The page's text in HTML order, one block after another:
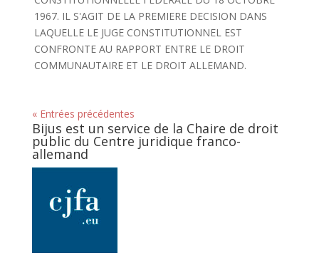
1967. IL S'AGIT DE LA PREMIERE DECISION DANS
LAQUELLE LE JUGE CONSTITUTIONNEL EST
CONFRONTE AU RAPPORT ENTRE LE DROIT
COMMUNAUTAIRE ET LE DROIT ALLEMAND.
« Entrées précédentes
Bijus est un service de la Chaire de droit
public du Centre juridique franco-
allemand